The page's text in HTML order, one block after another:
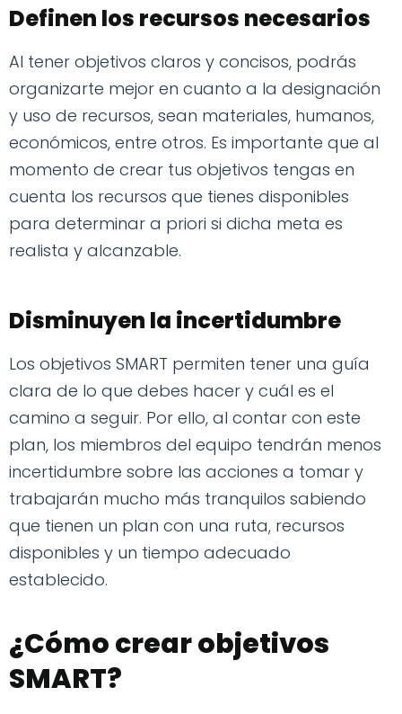
Definen los recursos necesarios
Al tener objetivos claros y concisos, podrás
organizarte mejor en cuanto a la designación
y uso de recursos, sean materiales, humanos,
económicos, entre otros. Es importante que al
momento de crear tus objetivos tengas en
cuenta los recursos que tienes disponibles
para determinar a priori si dicha meta es
realista y alcanzable.
Disminuyen la incertidumbre
Los objetivos SMART permiten tener una guía
clara de lo que debes hacer y cuál es el
camino a seguir. Por ello, al contar con este
plan, los miembros del equipo tendrán menos
incertidumbre sobre las acciones a tomar y
trabajarán mucho más tranquilos sabiendo
que tienen un plan con una ruta, recursos
disponibles y un tiempo adecuado
establecido.
¿Cómo crear objetivos
SMART?